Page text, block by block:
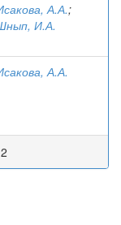
А.А.;
И.А.
А.А.